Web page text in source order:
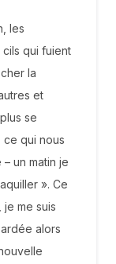
les
qui fuient
la
et
se
qui nous
un matin je
». Ce
me suis
alors